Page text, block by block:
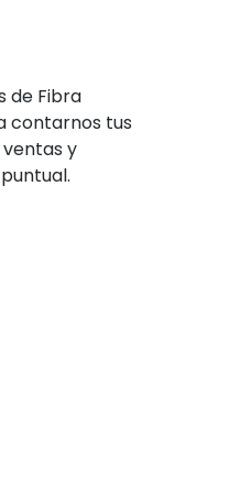
de Fibra
contarnos tus
y